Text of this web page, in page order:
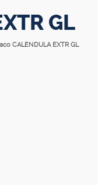
GL
CALENDULA EXTR GL